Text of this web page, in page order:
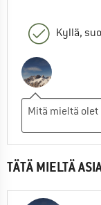
Kyllä,
TÄTÄ MIELTÄ